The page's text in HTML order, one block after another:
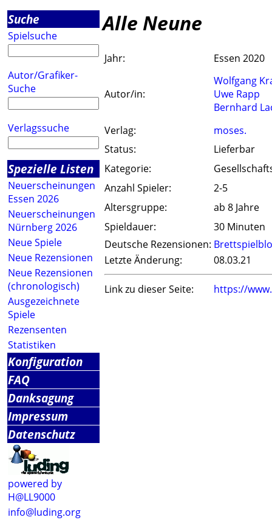
Suche
Spielsuche
Autor/Grafiker-
Suche
Verlagssuche
Spezielle Listen
Neuerscheinungen
Essen 2026
Neuerscheinungen
Nürnberg 2026
Neue Spiele
Neue Rezensionen
Neue Rezensionen
(chronologisch)
Ausgezeichnete
Spiele
Rezensenten
Statistiken
Konfiguration
FAQ
Danksagung
Impressum
Datenschutz
powered by
H@LL9000
info@luding.org
Alle Neune
Jahr: Essen 2020
Autor/in:
Wolfgang
Uwe Rapp
Bernhard
Verlag:
moses.
Status:
Lieferbar
Kategorie:
Anzahl Spieler:
2-5
Altersgruppe:
ab 8 Jahre
Spieldauer:
30 Minuten
Deutsche Rezensionen:
Letzte Änderung:
08.03.21
Link zu dieser Seite: https://